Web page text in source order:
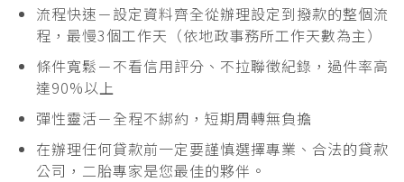
流程快速－設定資料齊全從辦理設定到撥款的整個流
程，最慢3個工作天（依地政事務所工作天數為主）
條件寬鬆－不看信用評分、不拉聯徵紀錄，過件率高
達90%以上
彈性靈活－全程不綁約，短期周轉無負擔
在辦理任何貸款前一定要謹慎選擇專業、合法的貸款
公司，二胎專家是您最佳的夥伴。